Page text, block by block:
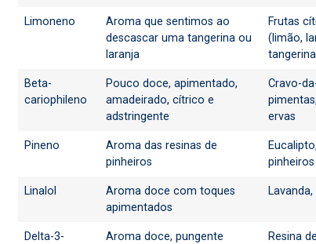
Limoneno
Aroma que sentimos ao
descascar uma tangerina ou
laranja
Frutas
(limão,
Beta-
cariophileno
Pouco doce, apimentado,
amadeirado, cítrico e
adstringente
Cravo-
ervas
Pineno
Aroma das resinas de
pinheiros
pinheiros
Linalol
Aroma doce com toques
apimentados
Delta-3-
Aroma doce, pungente
Resina